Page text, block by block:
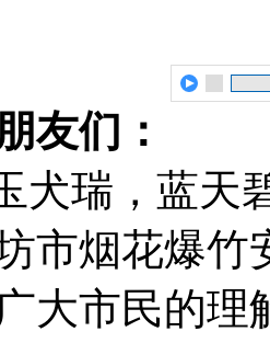
友们：
犬瑞，蓝天
市烟花爆竹
大市民的理